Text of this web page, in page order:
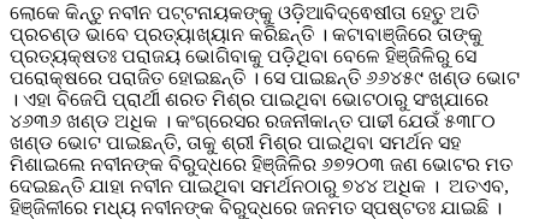
ଲୋକେ କିନ୍ତୁ ନବୀନ ପଟ୍ଟନାୟକଙ୍କୁ ଓଡ଼ିଆବିଦ୍ଵେଷୀତା ହେତୁ ଅତି
ପ୍ରଚଣ୍ଡ ଭାବେ ପ୍ରତ୍ୟାଖ୍ୟାନ କରିଛନ୍ତି । କଟାବାଞ୍ଜିରେ ତାଙ୍କୁ
ପ୍ରତ୍ୟକ୍ଷତଃ ପରାଜୟ ଭୋଗିବାକୁ ପଡ଼ିଥିବା ବେଳେ ହିଞ୍ଜିଳିରୁ ସେ
ପରୋକ୍ଷରେ ପରାଜିତ ହୋଇଛନ୍ତି । ସେ ପାଇଛନ୍ତି ୬୬୪୫୯ ଖଣ୍ଡ ଭୋଟ
। ଏହା ବିଜେପି ପ୍ରାର୍ଥୀ ଶରତ ମିଶ୍ର ପାଇଥିବା ଭୋଟଠାରୁ ସଂଖ୍ଯାରେ
୪୬୩୬ ଖଣ୍ଡ ଅଧିକ । କଂଗ୍ରେସର ରଜନୀକାନ୍ତ ପାଢୀ ଯେଉଁ ୫୩୮୦
ଖଣ୍ଡ ଭୋଟ ପାଇଛନ୍ତି, ତାକୁ ଶ୍ରୀ ମିଶ୍ର ପାଇଥିବା ସମର୍ଥନ ସହ
ମିଶାଇଲେ ନବୀନଙ୍କ ବିରୁଦ୍ଧରେ ହିଞ୍ଜିଳିର ୬୭୨୦୩ ଜଣ ଭୋଟର ମତ
ଦେଇଛନ୍ତି ଯାହା ନବୀନ ପାଇଥିବା ସମର୍ଥନଠାରୁ ୭୪୪ ଅଧିକ । ଅତଏବ,
ହିଞ୍ଜିଳୀରେ ମଧ୍ୟ ନବୀନଙ୍କ ବିରୁଦ୍ଧରେ ଜନମତ ସ୍ପଷ୍ଟତଃ ଯାଇଛି ।